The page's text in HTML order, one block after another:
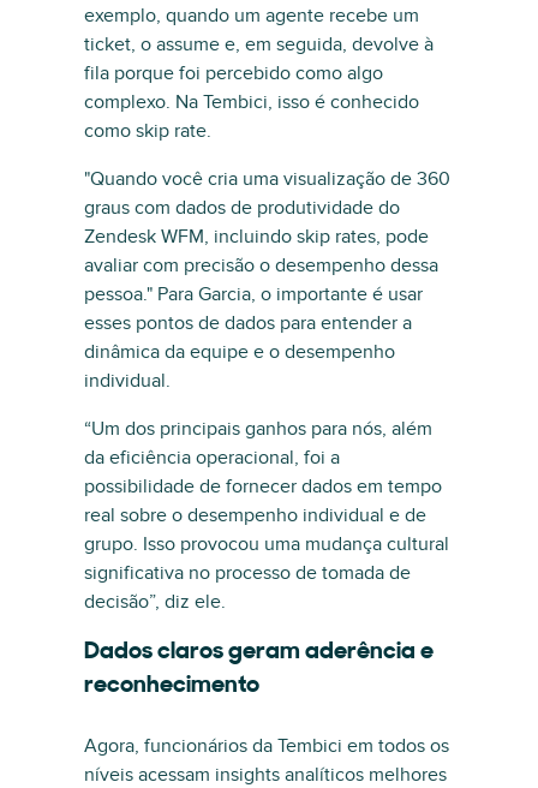
exemplo, quando um agente recebe um
ticket, o assume e, em seguida, devolve à
fila porque foi percebido como algo
complexo. Na Tembici, isso é conhecido
como skip rate.
"Quando você cria uma visualização de 360
graus com dados de produtividade do
Zendesk WFM, incluindo skip rates, pode
avaliar com precisão o desempenho dessa
pessoa." Para Garcia, o importante é usar
esses pontos de dados para entender a
dinâmica da equipe e o desempenho
individual.
“Um dos principais ganhos para nós, além
da eficiência operacional, foi a
possibilidade de fornecer dados em tempo
real sobre o desempenho individual e de
grupo. Isso provocou uma mudança cultural
significativa no processo de tomada de
decisão”, diz ele.
Dados claros geram aderência e
reconhecimento
Agora, funcionários da Tembici em todos os
níveis acessam insights analíticos melhores